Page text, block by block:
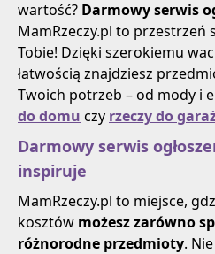
wartość? Darmowy serwis
MamRzeczy.pl to przestrzeń
Tobie! Dzięki szerokiemu
łatwością znajdziesz
Twoich potrzeb – od mody i
do domu czy rzeczy do
Darmowy serwis
inspiruje
MamRzeczy.pl to miejsce,
kosztów możesz zarówno
różnorodne przedmioty.